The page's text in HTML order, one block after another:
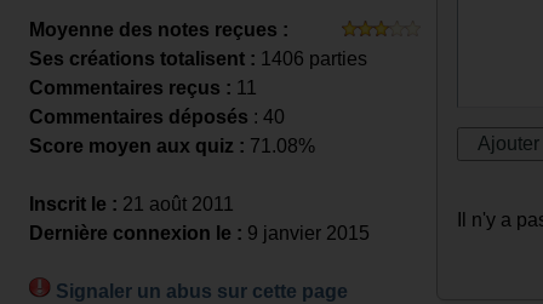
Moyenne des notes reçues :
Ses créations totalisent : 1406 parties
Commentaires reçus : 11
Commentaires déposés : 40
Score moyen aux quiz : 71.08%
Inscrit le : 21 août 2011
Dernière connexion le : 9 janvier 2015
Signaler un abus sur cette page
Il n'y a